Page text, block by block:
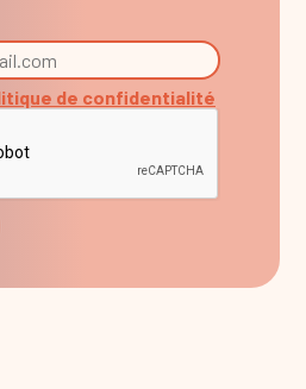
de confidentialité